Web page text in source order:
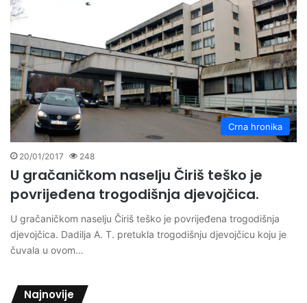
Crna hronika
20/01/2017 248
U gračaničkom naselju Čiriš teško je
povrijeđena trogodišnja djevojčica.
U gračaničkom naselju Čiriš teško je povrijeđena trogodišnja
djevojčica. Dadilja A. T. pretukla trogodišnju djevojčicu koju je
čuvala u ovom…
Najnovije